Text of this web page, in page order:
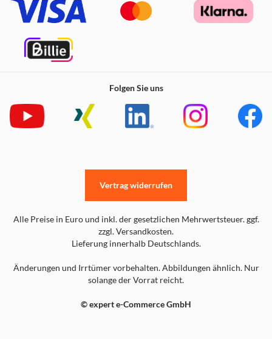
Folgen Sie uns
Alle Preise in Euro und inkl. der gesetzlichen Mehrwertsteuer. ggf.
zzgl. Versandkosten.
Lieferung innerhalb Deutschlands.
Änderungen und Irrtümer vorbehalten. Abbildungen ähnlich. Nur
solange der Vorrat reicht.
© expert e-Commerce GmbH
Vertrag widerrufen